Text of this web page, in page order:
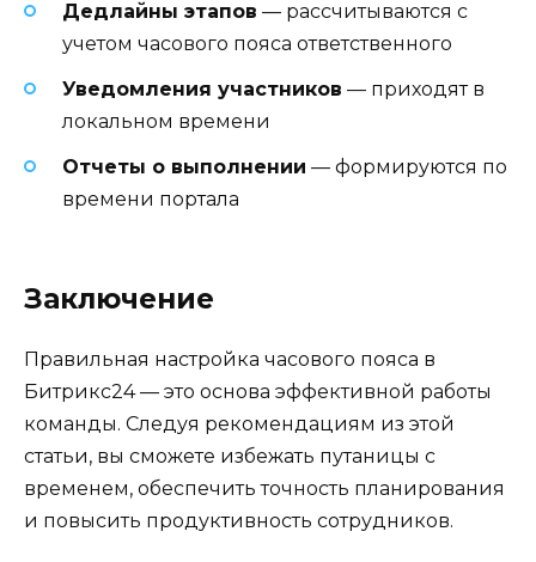
Дедлайны этапов — рассчитываются с
учетом часового пояса ответственного
Уведомления участников — приходят в
локальном времени
Отчеты о выполнении — формируются по
времени портала
Заключение
Правильная настройка часового пояса в
Битрикс24 — это основа эффективной работы
команды. Следуя рекомендациям из этой
статьи, вы сможете избежать путаницы с
временем, обеспечить точность планирования
и повысить продуктивность сотрудников.